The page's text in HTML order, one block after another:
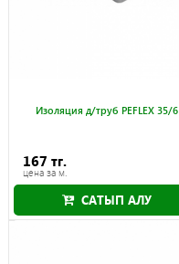
Изоляция д/труб PEFLEX 35/6
167 тг.
цена за м.
САТЫП АЛУ